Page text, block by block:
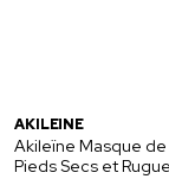
AKILEÏNE
Akileïne Masque
Pieds Secs et